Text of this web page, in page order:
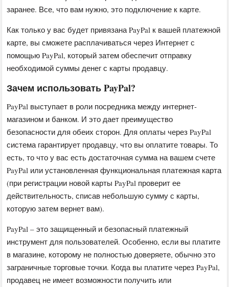
заранее. Все, что вам нужно, это подключение к карте.
Как только у вас будет привязана PayPal к вашей платежной
карте, вы сможете расплачиваться через Интернет с
помощью PayPal, который затем обеспечит отправку
необходимой суммы денег с карты продавцу.
Зачем использовать PayPal?
PayPal выступает в роли посредника между интернет-
магазином и банком. И это дает преимущество
безопасности для обеих сторон. Для оплаты через PayPal
система гарантирует продавцу, что вы оплатите товары. То
есть, то что у вас есть достаточная сумма на вашем счете
PayPal или установленная функциональная платежная карта
(при регистрации новой карты PayPal проверит ее
действительность, списав небольшую сумму с карты,
которую затем вернет вам).
PayPal – это защищенный и безопасный платежный
инструмент для пользователей. Особенно, если вы платите
в магазине, которому не полностью доверяете, обычно это
заграничные торговые точки. Когда вы платите через PayPal,
продавец не имеет возможности получить или